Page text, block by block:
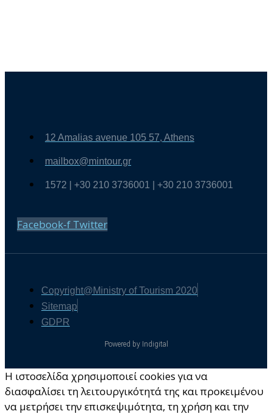
12 Amalias avenue 105 57, Athens
mailbox@mintour.gr
1572 | +30 210 3736001 | +30 210 3736001
Facebook-f Twitter
Copyright@Ministry of Tourism 2020
Sitemap
GDPR
Powered by Indigital
Η ιστοσελίδα χρησιμοποιεί cookies για να
διασφαλίσει τη λειτουργικότητά της και προκειμένου
να μετρήσει την επισκεψιμότητα, τη χρήση και την